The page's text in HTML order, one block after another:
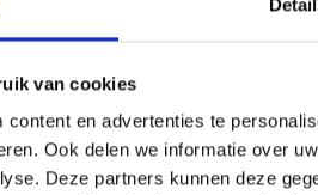
van cookies
content en advertenties te
Ook delen we informatie over
Deze partners kunnen deze